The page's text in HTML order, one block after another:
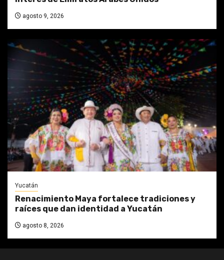
agosto 9, 2026
Yucatán
Renacimiento Maya fortalece tradiciones y
raíces que dan identidad a Yucatán
agosto 8, 2026